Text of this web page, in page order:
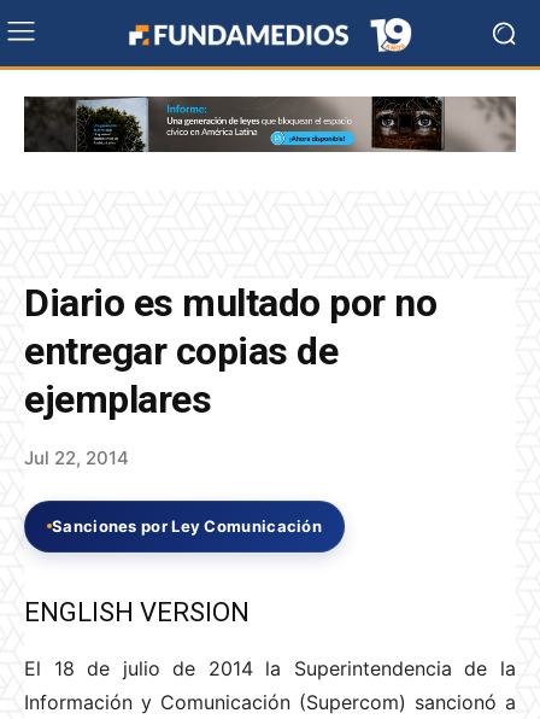
Diario es multado por no
entregar copias de
ejemplares
Jul 22, 2014
Sanciones por Ley Comunicación
ENGLISH VERSION
El 18 de julio de 2014 la Superintendencia de la
Información y Comunicación (Supercom) sancionó a